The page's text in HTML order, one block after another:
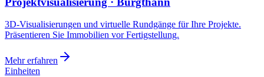
3D-Visualisierungen und virtuelle Rundgänge für Ihre Projekte.
Präsentieren Sie Immobilien vor Fertigstellung.
Mehr erfahren
Einheiten